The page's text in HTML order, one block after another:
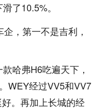
了10.5%。
哈弗H6吃遍天下，
WEY经过VV5和VV7
。再加上长城的经